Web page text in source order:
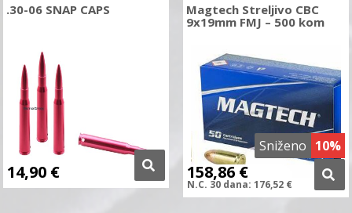
.30-06 SNAP CAPS
14,90 €
Sniženo 10%
Magtech Streljivo CBC
9x19mm FMJ – 500 kom
158,86 €
N.C. 30 dana: 176,52 €